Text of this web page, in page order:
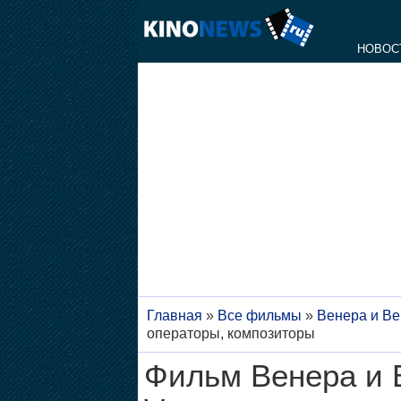
Главная » Все фильмы » Венера и
операторы, композиторы
Фильм Венера и